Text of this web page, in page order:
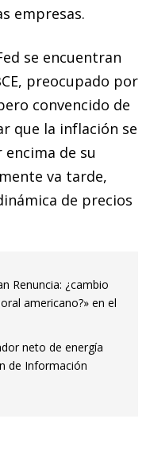
empresas.
se encuentran
preocupado por
convencido de
que la inflación se
de su
va tarde,
de precios
Renuncia: ¿cambio
americano?» en el
neto de energía
de Información